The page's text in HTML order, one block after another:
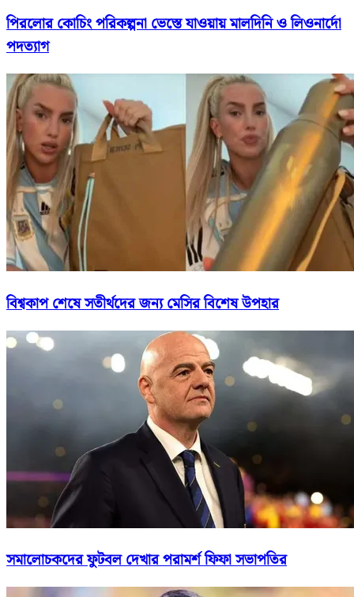
পিরলোর কোচিং পরিকল্পনা ভেস্তে যাওয়ায় মালদিনি ও লিওনার্দো
পদত্যাগ
বিশ্বকাপ শেষে সতীর্থদের জন্য মেসির বিশেষ উপহার
সমালোচকদের ফুটবল দেখার পরামর্শ ফিফা সভাপতির